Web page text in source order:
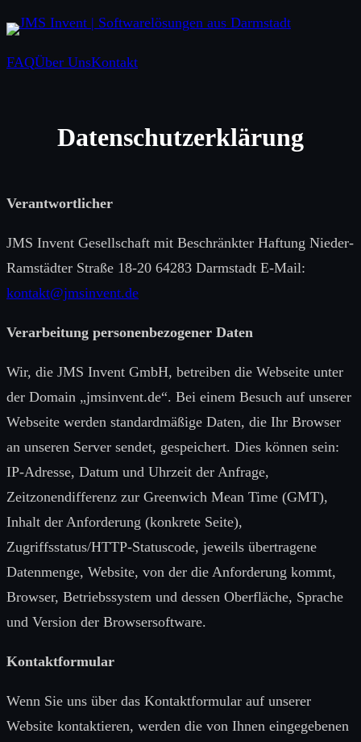
Zum
springen
FAQÜber UnsKontakt
Datenschutzerklärung
Verantwortlicher
JMS Invent Gesellschaft mit Beschränkter Haftung Nieder-
Ramstädter Straße 18-20 64283 Darmstadt E-Mail:
kontakt@jmsinvent.de
Verarbeitung personenbezogener Daten
Wir, die JMS Invent GmbH, betreiben die Webseite unter
der Domain „jmsinvent.de“. Bei einem Besuch auf unserer
Webseite werden standardmäßige Daten, die Ihr Browser
an unseren Server sendet, gespeichert. Dies können sein:
IP-Adresse, Datum und Uhrzeit der Anfrage,
Zeitzonendifferenz zur Greenwich Mean Time (GMT),
Inhalt der Anforderung (konkrete Seite),
Zugriffsstatus/HTTP-Statuscode, jeweils übertragene
Datenmenge, Website, von der die Anforderung kommt,
Browser, Betriebssystem und dessen Oberfläche, Sprache
und Version der Browsersoftware.
Kontaktformular
Wenn Sie uns über das Kontaktformular auf unserer
Website kontaktieren, werden die von Ihnen eingegebenen